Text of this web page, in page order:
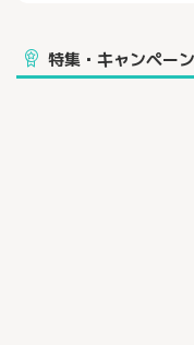
特集・キャンペーン